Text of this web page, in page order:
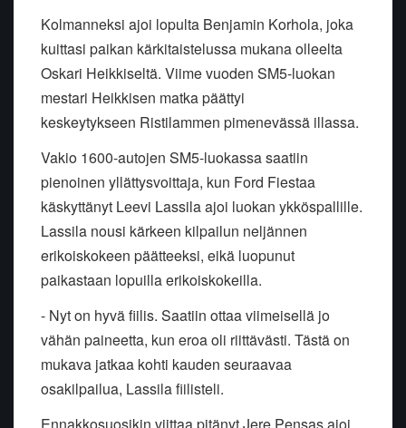
Kolmanneksi ajoi lopulta Benjamin Korhola, joka
kuittasi paikan kärkitaistelussa mukana olleelta
Oskari Heikkiseltä. Viime vuoden SM5-luokan
mestari Heikkisen matka päättyi
keskeytykseen Ristilammen pimenevässä illassa.
Vakio 1600-autojen SM5-luokassa saatiin
pienoinen yllättysvoittaja, kun Ford Fiestaa
käskyttänyt Leevi Lassila ajoi luokan ykköspallille.
Lassila nousi kärkeen kilpailun neljännen
erikoiskokeen päätteeksi, eikä luopunut
paikastaan lopuilla erikoiskokeilla.
- Nyt on hyvä fiilis. Saatiin ottaa viimeisellä jo
vähän paineetta, kun eroa oli riittävästi. Tästä on
mukava jatkaa kohti kauden seuraavaa
osakilpailua, Lassila fiilisteli.
Ennakkosuosikin viittaa pitänyt Jere Pensas ajoi